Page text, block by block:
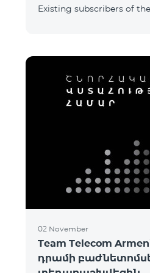
Existing subscribers of
02 November
Team Telecom
դրամի